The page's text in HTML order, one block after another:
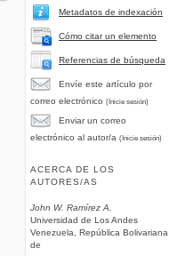
Metadatos de indexación
Cómo citar un elemento
Referencias de búsqueda
Envíe este artículo por
correo electrónico (Inicie sesión)
Enviar un correo
electrónico al autor/a (Inicie sesión)
ACERCA DE LOS
AUTORES/AS
John W. Ramírez A.
Universidad de Los Andes
Venezuela, República Bolivariana
de